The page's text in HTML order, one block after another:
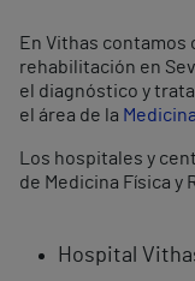
En Vithas contamos
rehabilitación en
el diagnóstico y
el área de la
Los hospitales y
de Medicina Física y
Hospital